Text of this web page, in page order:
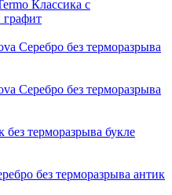
Классика с
графит
Серебро без терморазрыва
Серебро без терморазрыва
терморазрыва букле
без терморазрыва антик